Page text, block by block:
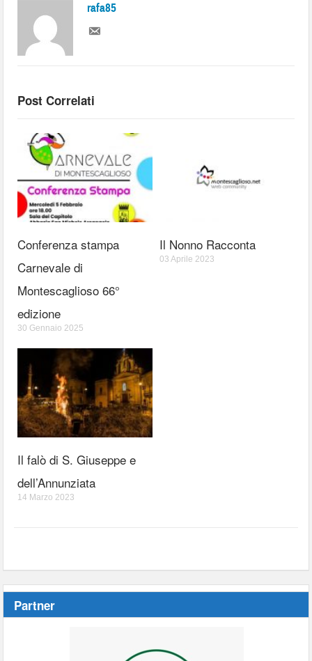
rafa85
Post Correlati
Conferenza stampa
Carnevale di
Montescaglioso 66°
edizione
30 Gennaio 2025
Il Nonno Racconta
03 Aprile 2023
Il falò di S. Giuseppe e
dell’Annunziata
14 Marzo 2023
Partner